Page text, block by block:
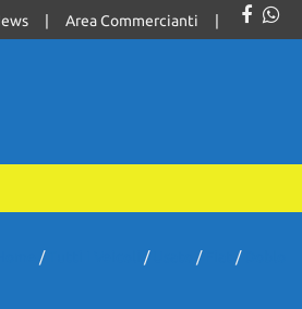
Area Commercianti
/ / / /